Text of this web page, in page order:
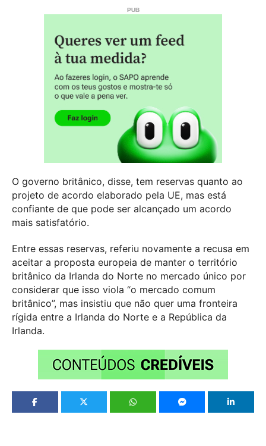
O governo britânico, disse, tem reservas quanto ao
projeto de acordo elaborado pela UE, mas está
confiante de que pode ser alcançado um acordo
mais satisfatório.
Entre essas reservas, referiu novamente a recusa em
aceitar a proposta europeia de manter o território
britânico da Irlanda do Norte no mercado único por
considerar que isso viola “o mercado comum
britânico”, mas insistiu que não quer uma fronteira
rígida entre a Irlanda do Norte e a República da
Irlanda.